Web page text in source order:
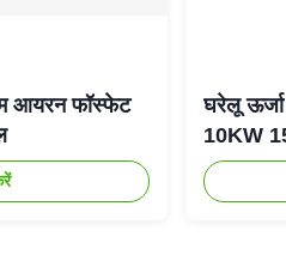
आयरन फॉस्फेट
घरेलू
10KW